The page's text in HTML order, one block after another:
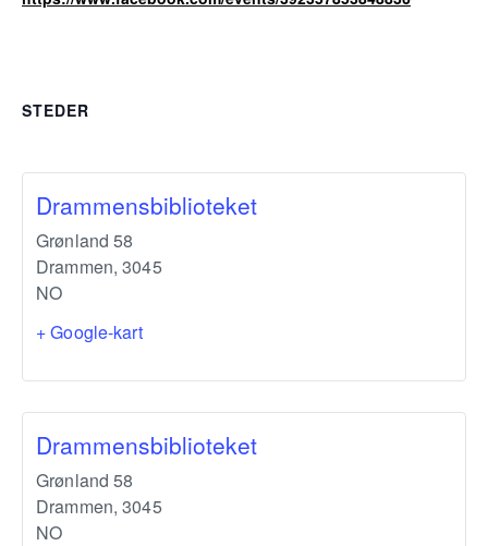
STEDER
Drammensbiblioteket
Grønland 58
Drammen, 3045
NO
+ Google-kart
Drammensbiblioteket
Grønland 58
Drammen, 3045
NO